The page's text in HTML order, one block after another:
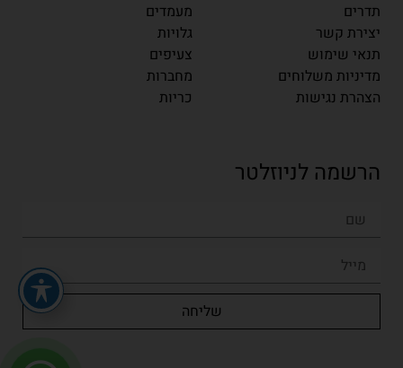
תדרים
יצירת קשר
תנאי שימוש
מדיניות משלוחים
הצהרת נגישות
מעמדים
גלויות
צעיפים
מחברות
כריות
הרשמה לניוזלטר
שליחה